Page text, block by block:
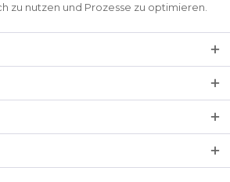
zu nutzen und Prozesse zu optimieren.